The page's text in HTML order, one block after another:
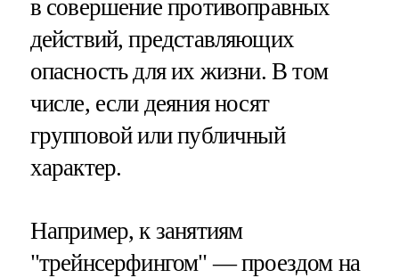
в совершение противоправных
действий, представляющих
опасность для их жизни. В том
числе, если деяния носят
групповой или публичный
характер.
Например, к занятиям
"трейнсерфингом" — проездом на